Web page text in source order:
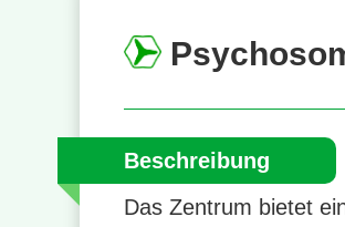
Beschreibung
Das Zentrum bietet